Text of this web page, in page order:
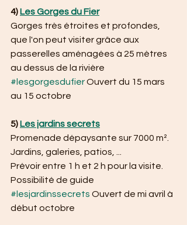
4) Les Gorges du Fier
Gorges très étroites et profondes,
que l'on peut visiter grâce aux
passerelles aménagées à 25 mètres
au dessus de la rivière
#lesgorgesdufier Ouvert du 15 mars
au 15 octobre
5) Les jardins secrets
Promenade dépaysante sur 7000 m².
Jardins, galeries, patios, ...
Prévoir entre 1 h et 2 h pour la visite.
Possibilité de guide
#lesjardinssecrets Ouvert de mi avril à
début octobre